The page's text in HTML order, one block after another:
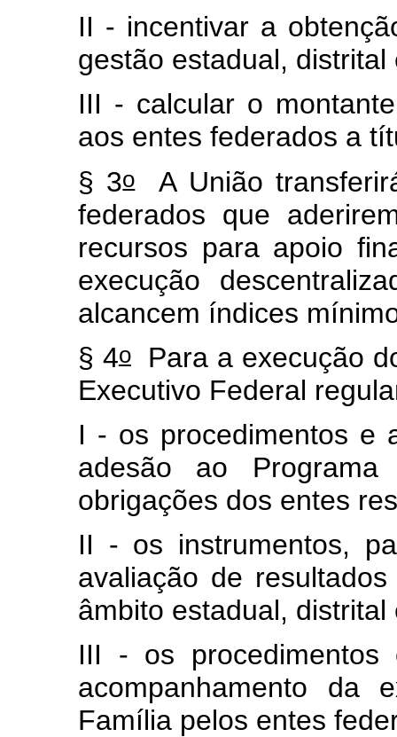
II - incentivar a
gestão estadual,
III - calcular o
aos entes federados a
§ 3oA União
federados que
recursos para apoio
execução
alcancem índices
§ 4oPara a execução
Executivo Federal
I - os procedimentos e
adesão ao
obrigações dos entes
II - os instrumentos,
avaliação de
âmbito estadual,
III - os procedimentos
acompanhamento da
Família pelos entes